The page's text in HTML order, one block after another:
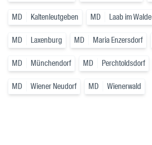
MD Kaltenleutgeben MD Laab im Walde
MD Laxenburg MD Maria Enzersdorf
MD Münchendorf MD Perchtoldsdorf
MD Wiener Neudorf MD Wienerwald